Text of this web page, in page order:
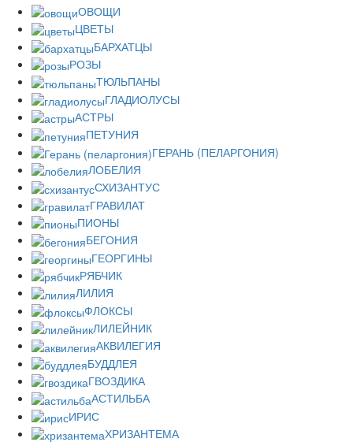
ОВОЩИ
ЦВЕТЫ
БАРХАТЦЫ
РОЗЫ
ТЮЛЬПАНЫ
ГЛАДИОЛУСЫ
АСТРЫ
ПЕТУНИЯ
ГЕРАНЬ (ПЕЛАРГОНИЯ)
ЛОБЕЛИЯ
СХИЗАНТУС
ГРАВИЛАТ
ПИОНЫ
БЕГОНИЯ
ГЕОРГИНЫ
РЯБЧИК
ЛИЛИЯ
ФЛОКСЫ
ЛИЛЕЙНИК
АКВИЛЕГИЯ
БУДДЛЕЯ
ГВОЗДИКА
АСТИЛЬБА
ИРИС
ХРИЗАНТЕМА